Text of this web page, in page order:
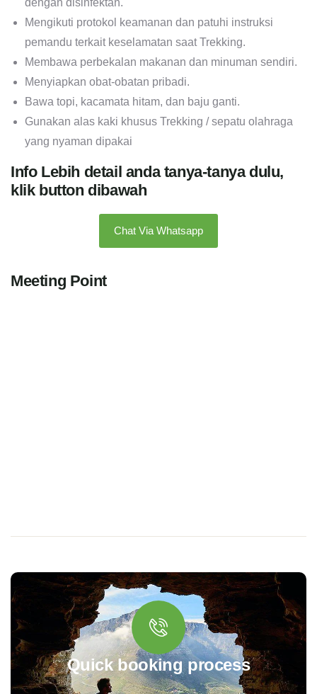
dengan disinfektan.
Mengikuti protokol keamanan dan patuhi instruksi
pemandu terkait keselamatan saat Trekking.
Membawa perbekalan makanan dan minuman sendiri.
Menyiapkan obat-obatan pribadi.
Bawa topi, kacamata hitam, dan baju ganti.
Gunakan alas kaki khusus Trekking / sepatu olahraga
yang nyaman dipakai
Info Lebih detail anda tanya-tanya dulu,
klik button dibawah
Chat Via Whatsapp
Meeting Point
Quick booking process